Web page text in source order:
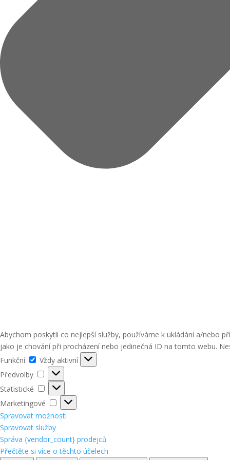
Abychom poskytli co nejlepší služby, používáme k ukládání a/nebo
jako je chování při procházení nebo jedinečná ID na tomto webu.
Funkční
Funkční
Vždy aktivní
Předvolby
Předvolby
Statistické
Statistické
Marketingové
Marketingové
Spravovat možnosti
Spravovat služby
Správa {vendor_count} prodejců
Přečtěte si více o těchto účelech